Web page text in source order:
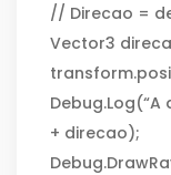
// Direcao =
Vector3
+ direcao);